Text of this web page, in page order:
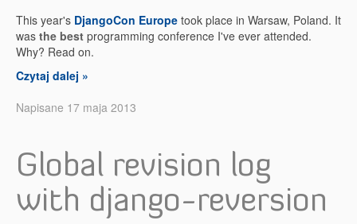
This year's DjangoCon Europe took place in Warsaw, Poland. It
was the best programming conference I've ever attended.
Why? Read on.
Czytaj dalej »
Napisane 17 maja 2013
Global revision log
with django-reversion